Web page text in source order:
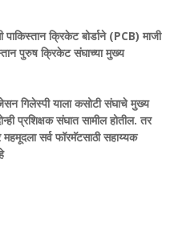
क्रिकेट बोर्डाने (PCB) माजी
पुरुष क्रिकेट संघाच्या मुख्य
गिलेस्पी याला कसोटी संघाचे मुख्य
प्रशिक्षक संघात सामील होतील. तर
सर्व फॉरमॅटसाठी सहाय्यक